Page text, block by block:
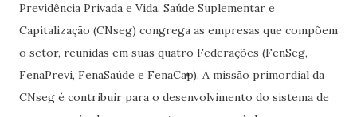
Previdência Privada e Vida, Saúde Suplementar e
Capitalização (CNseg) congrega as empresas que compõem
o setor, reunidas em suas quatro Federações (FenSeg,
FenaPrevi, FenaSaúde e FenaCap). A missão primordial da
CNseg é contribuir para o desenvolvimento do sistema de